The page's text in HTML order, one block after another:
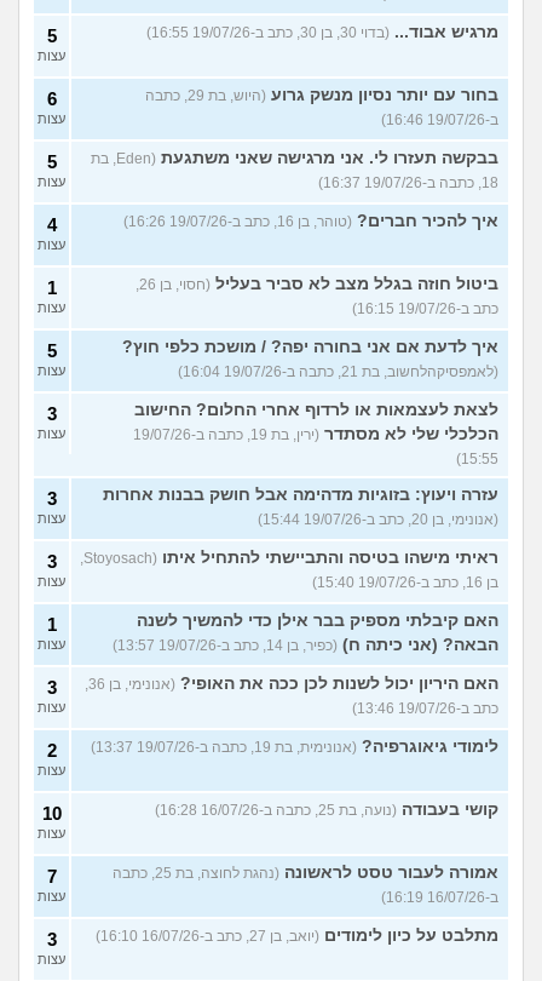
מרגיש אבוד... (בדוי 30, בן 30, כתב ב-19/07/26 16:55) 5
עצות
בחור עם יותר נסיון מנשק גרוע
(היוש, בת 29, כתבה
ב-19/07/26 16:46)
6
עצות
בבקשה תעזרו לי. אני מרגישה שאני משתגעת
(Eden, בת
18, כתבה ב-19/07/26 16:37)
5
עצות
איך להכיר חברים? (טוהר, בן 16, כתב ב-19/07/26 16:26) 4
עצות
ביטול חוזה בגלל מצב לא סביר בעליל
(חסוי, בן 26,
כתב ב-19/07/26 16:15)
1
עצות
איך לדעת אם אני בחורה יפה? / מושכת כלפי חוץ?
(לאמפסיקהלחשוב, בת 21, כתבה ב-19/07/26 16:04)
5
עצות
לצאת לעצמאות או לרדוף אחרי החלום? החישוב
הכלכלי שלי לא מסתדר
(ירין, בת 19, כתבה ב-19/07/26
15:55)
3
עצות
עזרה ויעוץ: בזוגיות מדהימה אבל חושק בבנות אחרות
(אנונימי, בן 20, כתב ב-19/07/26 15:44)
3
עצות
ראיתי מישהו בטיסה והתביישתי להתחיל איתו
(Stoyosach,
בן 16, כתב ב-19/07/26 15:40)
3
עצות
האם קיבלתי מספיק בבר אילן כדי להמשיך לשנה
הבאה? (אני כיתה ח) (כפיר, בן 14, כתב ב-19/07/26 13:57)
1
עצות
האם היריון יכול לשנות לכן ככה את האופי?
(אנונימי, בן 36,
כתב ב-19/07/26 13:46)
3
עצות
לימודי גיאוגרפיה? (אנונימית, בת 19, כתבה ב-19/07/26 13:37) 2
עצות
קושי בעבודה (נועה, בת 25, כתבה ב-16/07/26 16:28) 10
עצות
אמורה לעבור טסט לראשונה
(נהגת לחוצה, בת 25, כתבה
ב-16/07/26 16:19)
7
עצות
מתלבט על כיון לימודים (יואב, בן 27, כתב ב-16/07/26 16:10) 3
עצות